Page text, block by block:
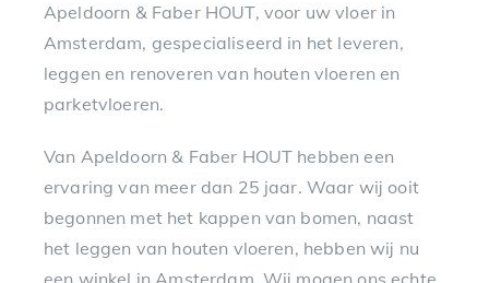
Apeldoorn & Faber HOUT, voor uw vloer in
Amsterdam, gespecialiseerd in het leveren,
leggen en renoveren van houten vloeren en
parketvloeren.
Van Apeldoorn & Faber HOUT hebben een
ervaring van meer dan 25 jaar. Waar wij ooit
begonnen met het kappen van bomen, naast
het leggen van houten vloeren, hebben wij nu